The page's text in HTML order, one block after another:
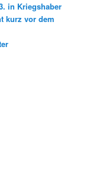
in Kriegshaber
kurz vor dem